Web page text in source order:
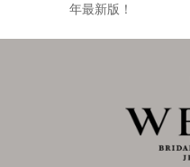
年最新版！